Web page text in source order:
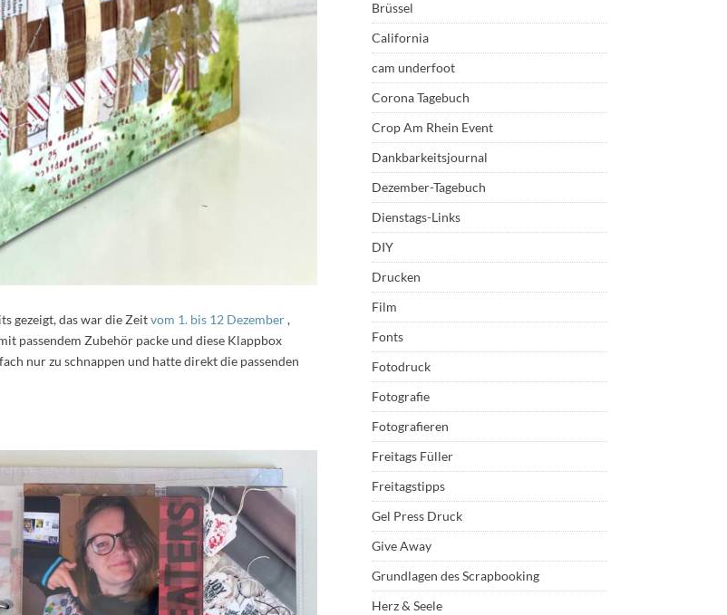
gezeigt, das war die Zeitvom 1. bis 12 Dezember,
passendem Zubehör packe und diese Klappbox
nur zu schnappen und hatte direkt die passenden
Brüssel
California
cam underfoot
Corona Tagebuch
Crop Am Rhein Event
Dankbarkeitsjournal
Dezember-Tagebuch
Dienstags-Links
DIY
Drucken
Film
Fonts
Fotodruck
Fotografie
Fotografieren
Freitags Füller
Freitagstipps
Gel Press Druck
Give Away
Grundlagen des Scrapbooking
Herz & Seele